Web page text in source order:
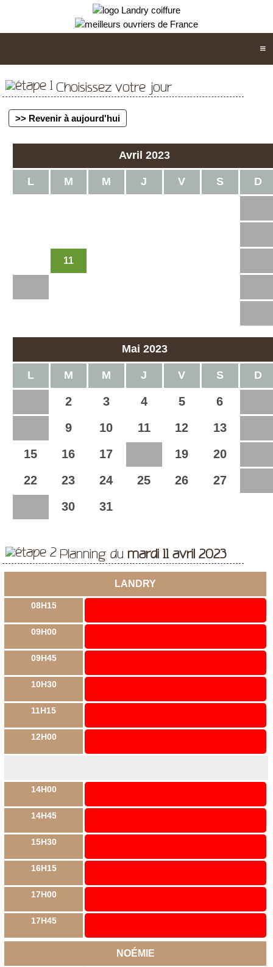
Choisissez votre jour
>> Revenir à aujourd'hui
Avril 2023
L M M J V S D
11
Mai 2023
L M M J V S D
2 3 4 5 6
9 10 11 12 13
15 16 17 19 20
22 23 24 25 26 27
30 31
Planning dumardi 11 avril 2023
LANDRY
08H15
09H00
09H45
10H30
11H15
12H00
14H00
14H45
15H30
16H15
17H00
17H45
NOÉMIE